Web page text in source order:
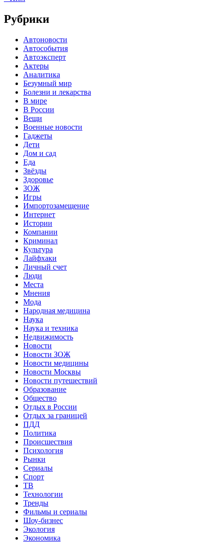
Рубрики
Автоновости
Автособытия
Автоэксперт
Актеры
Аналитика
Безумный мир
Болезни и лекарства
В мире
В России
Вещи
Военные новости
Гаджеты
Дети
Дом и сад
Еда
Звёзды
Здоровье
ЗОЖ
Игры
Импортозамещение
Интернет
Истории
Компании
Криминал
Культура
Лайфхаки
Личный счет
Люди
Места
Мнения
Мода
Народная медицина
Наука
Наука и техника
Недвижимость
Новости
Новости ЗОЖ
Новости медицины
Новости Москвы
Новости путешествий
Образование
Общество
Отдых в России
Отдых за границей
ПДД
Политика
Происшествия
Психология
Рынки
Сериалы
Спорт
ТВ
Технологии
Тренды
Фильмы и сериалы
Шоу-бизнес
Экология
Экономика